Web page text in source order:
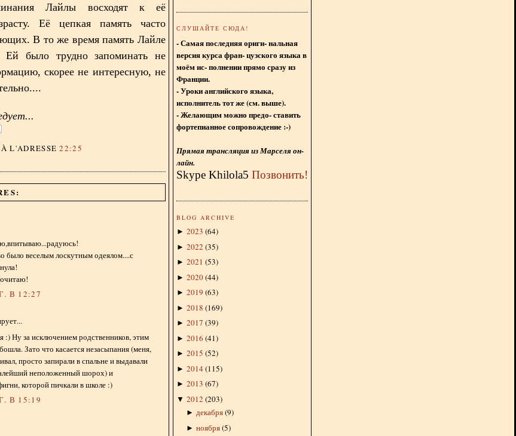
Лайлы восходят к её
Её цепкая память часто
В то же время память Лайле
Ей было трудно запоминать не
скорее не интересную, не
À L'ADRESSE22:25
было веселым лоскутным одеялом....с
В 12:27
:) Ну за исключением родственников, этим
Зато что касается незасыпания (меня,
просто запирали в спальне и выдавали
неположенный шорох) и
которой пичкали в школе :)
В 15:19
СЛУШАЙТЕ СЮДА!
- Самая последняя ориги- нальная
версия курса фран- цузского языка в
моём ис- полнении прямо сразу из
Франции.
- Уроки английского языка,
исполнитель тот же (см. выше).
- Желающим можно предо- ставить
фортепианное сопровождение :-)
Прямая трансляция из Марселя он-
лайн.
Skype Khilola5 Позвонить!
BLOG ARCHIVE
► 2023 (64)
► 2022 (35)
► 2021 (53)
► 2020(44)
► 2019 (63)
► 2018 (169)
► 2017 (39)
► 2016 (41)
► 2015 (52)
► 2014 (115)
► 2013 (67)
▼ 2012 (203)
► декабря(9)
► ноября(5)